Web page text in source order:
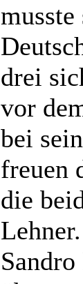
drei
vor
bei
freuen
die